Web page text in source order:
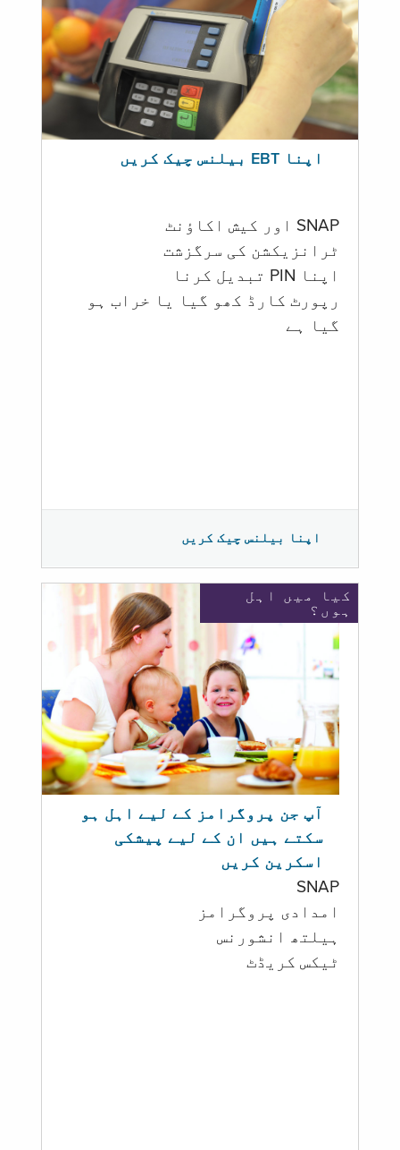
اپنا EBT بیلنس چیک کریں
SNAP اور کیش اکاؤنٹ
ٹرانزیکشن کی سرگزشت
اپنا PIN تبدیل کرنا
رپورٹ کارڈ کھو گیا یا خراب ہو
گيا ہے
اپنا بیلنس چیک کریں
کیا میں اہل
ہوں؟
آپ جن پروگرامز کے لیے اہل ہو
سکتے ہیں ان کے لیے پیشکی
اسکرین کریں
SNAP
امدادی پروگرامز
‏ہیلتھ انشورنس
ٹیکس کریڈٹ